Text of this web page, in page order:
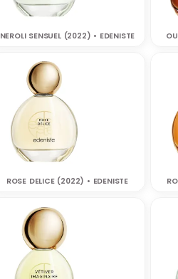
NEROLI SENSUEL (2022) • EDENISTE
ROSE DELICE (2022) • EDENISTE